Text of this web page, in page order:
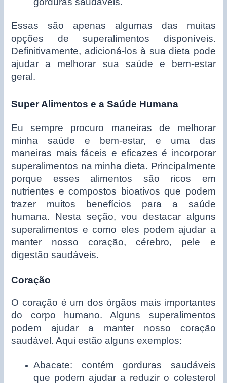
Essas são apenas algumas das muitas
opções de superalimentos disponíveis.
Definitivamente, adicioná-los à sua dieta pode
ajudar a melhorar sua saúde e bem-estar
geral.
Super Alimentos e a Saúde Humana
Eu sempre procuro maneiras de melhorar
minha saúde e bem-estar, e uma das
maneiras mais fáceis e eficazes é incorporar
superalimentos na minha dieta. Principalmente
porque esses alimentos são ricos em
nutrientes e compostos bioativos que podem
trazer muitos benefícios para a saúde
humana. Nesta seção, vou destacar alguns
superalimentos e como eles podem ajudar a
manter nosso coração, cérebro, pele e
digestão saudáveis.
Coração
O coração é um dos órgãos mais importantes
do corpo humano. Alguns superalimentos
podem ajudar a manter nosso coração
saudável. Aqui estão alguns exemplos:
Abacate: contém gorduras saudáveis
que podem ajudar a reduzir o colesterol